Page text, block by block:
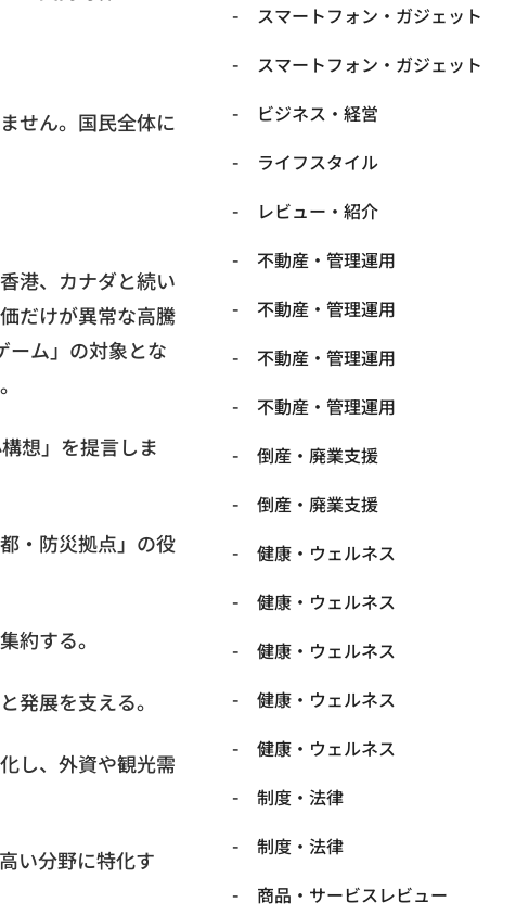
せん。国民全体に
港、カナダと続い
だけが異常な高騰
ーム」の対象とな
想」を提言しま
・防災拠点」の役
約する。
発展を支える。
し、外資や観光需
い分野に特化す
スマートフォン・ガジェット
スマートフォン・ガジェット
ビジネス・経営
ライフスタイル
レビュー・紹介
不動産・管理運用
不動産・管理運用
不動産・管理運用
不動産・管理運用
倒産・廃業支援
倒産・廃業支援
健康・ウェルネス
健康・ウェルネス
健康・ウェルネス
健康・ウェルネス
健康・ウェルネス
制度・法律
制度・法律
商品・サービスレビュー